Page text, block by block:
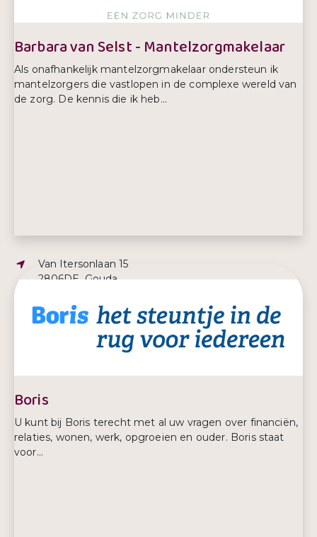
Barbara van Selst - Mantelzorgmakelaar
Als onafhankelijk mantelzorgmakelaar ondersteun ik
mantelzorgers die vastlopen in de complexe wereld van
de zorg. De kennis die ik heb...
Adres:
Van Itersonlaan 15
2806DE, Gouda
E-mailadres:
barbara@mantelzorginbalans.nl
Telefoonnummer:
+31642502673
Boris
U kunt bij Boris terecht met al uw vragen over financiën,
relaties, wonen, werk, opgroeien en ouder. Boris staat
voor...